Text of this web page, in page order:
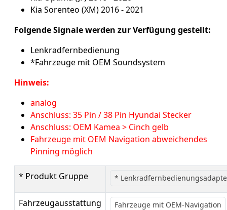
Kia Sorenteo (XM) 2016 - 2021
Folgende Signale werden zur Verfügung gestellt:
Lenkradfernbedienung
*Fahrzeuge mit OEM Soundsystem
Hinweis:
analog
Anschluss: 35 Pin / 38 Pin Hyundai Stecker
Anschluss: OEM Kamea > Cinch gelb
Fahrzeuge mit OEM Navigation abweichendes
Pinning möglich
* Produkt Gruppe *
Fahrzeugausstattung Fahrzeuge mit OEM-Navigation